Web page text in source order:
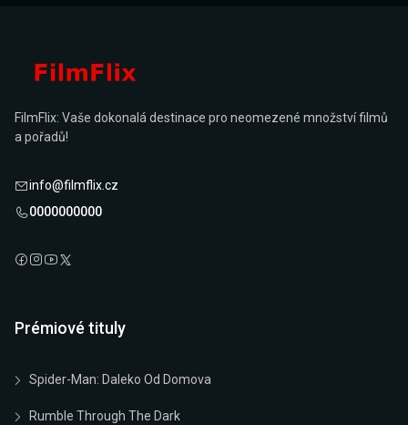
FilmFlix: Vaše dokonalá destinace pro neomezené množství filmů
a pořadů!
info@filmflix.cz
0000000000
Prémiové tituly
Spider-Man: Daleko Od Domova
Rumble Through The Dark